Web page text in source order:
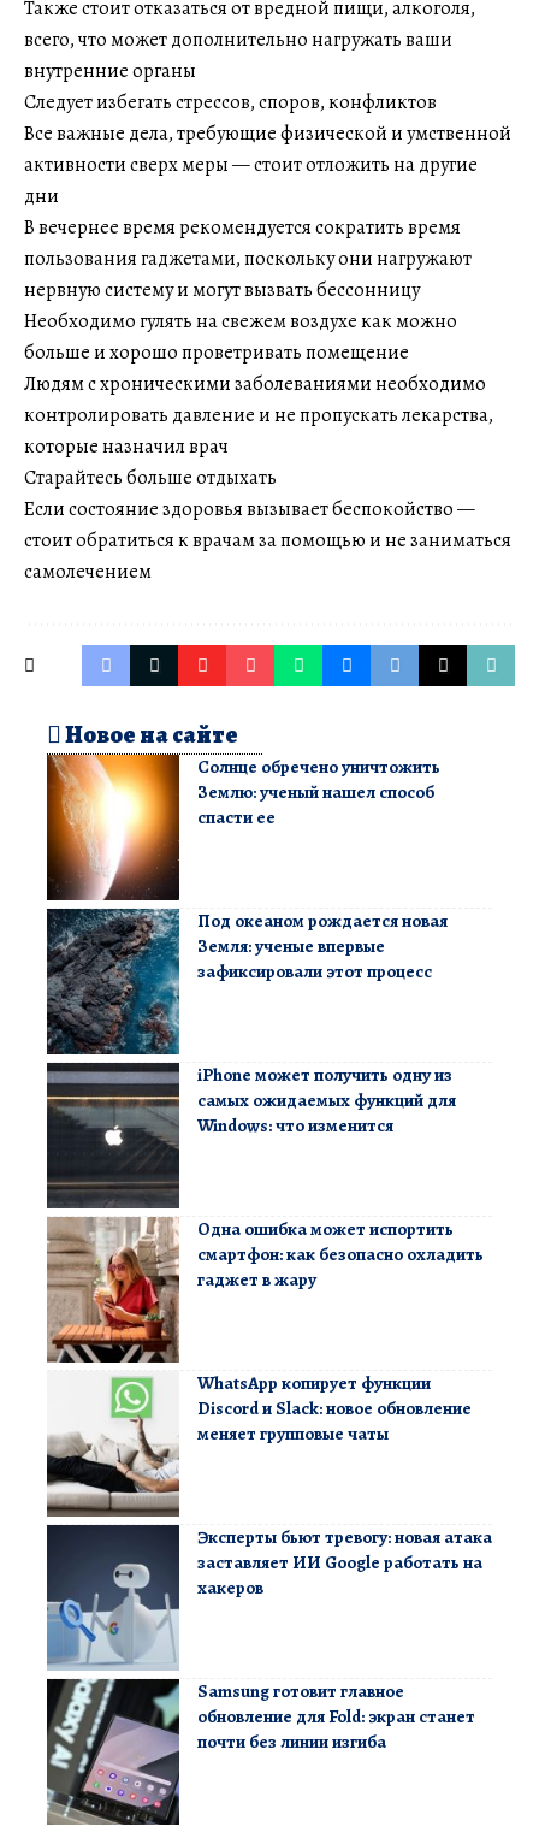
Также стоит отказаться от вредной пищи, алкоголя,
всего, что может дополнительно нагружать ваши
внутренние органы
Следует избегать стрессов, споров, конфликтов
Все важные дела, требующие физической и умственной
активности сверх меры — стоит отложить на другие
дни
В вечернее время рекомендуется сократить время
пользования гаджетами, поскольку они нагружают
нервную систему и могут вызвать бессонницу
Необходимо гулять на свежем воздухе как можно
больше и хорошо проветривать помещение
Людям с хроническими заболеваниями необходимо
контролировать давление и не пропускать лекарства,
которые назначил врач
Старайтесь больше отдыхать
Если состояние здоровья вызывает беспокойство —
стоит обратиться к врачам за помощью и не заниматься
самолечением
Новое на сайте
Солнце обречено уничтожить
Землю: ученый нашел способ
спасти ее
Под океаном рождается новая
Земля: ученые впервые
зафиксировали этот процесс
iPhone может получить одну из
самых ожидаемых функций для
Windows: что изменится
Одна ошибка может испортить
смартфон: как безопасно охладить
гаджет в жару
WhatsApp копирует функции
Discord и Slack: новое обновление
меняет групповые чаты
Эксперты бьют тревогу: новая атака
заставляет ИИ Google работать на
хакеров
Samsung готовит главное
обновление для Fold: экран станет
почти без линии изгиба